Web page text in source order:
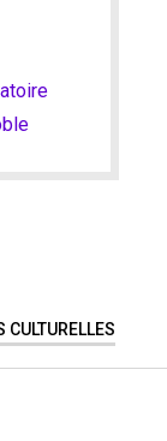
CULTURELLES